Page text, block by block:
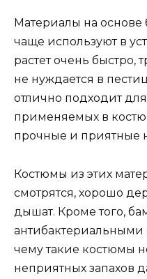
Материалы на основе
чаще используют в
растет очень
не нуждается в
отлично подходит
применяемых в
прочные и приятные
Костюмы из этих
смотрятся, хорошо
дышат. Кроме того,
антибактериальными
чему такие костюмы
неприятных запахов